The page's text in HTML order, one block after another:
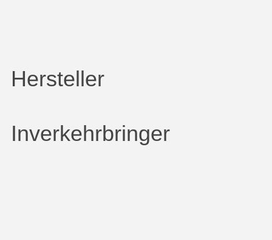
Hersteller
Inverkehrbringer